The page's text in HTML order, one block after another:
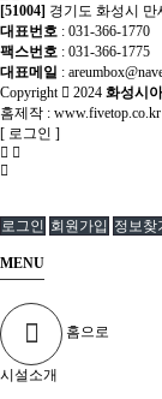
[51004] 경기도 화성시 만
대표번호 : 031-366-1770
팩스번호 : 031-366-1775
대표메일 :
Copyright
2024 화성시
홈제작 : www.fivetop.co.kr
[ 로그인 ]
로그인 회원가입 정보찾
MENU
홈으로
시설소개